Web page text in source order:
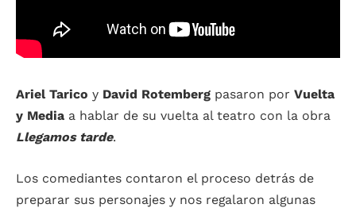
Ariel Tarico y David Rotemberg pasaron por Vuelta
y Media a hablar de su vuelta al teatro con la obra
Llegamos tarde.
Los comediantes contaron el proceso detrás de
preparar sus personajes y nos regalaron algunas